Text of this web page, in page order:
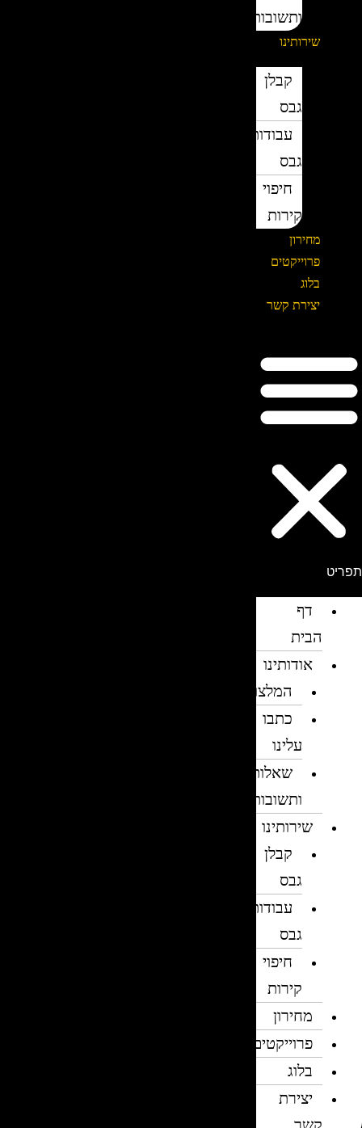
ותשובות
שירותינו
קבלן
גבס
עבודות
גבס
חיפוי
קירות
מחירון
פרוייקטים
בלוג
יצירת קשר
דף
הבית
אודותינו
המלצות
כתבו
עלינו
שאלות
ותשובות
שירותינו
קבלן
גבס
עבודות
גבס
חיפוי
קירות
מחירון
פרוייקטים
בלוג
יצירת